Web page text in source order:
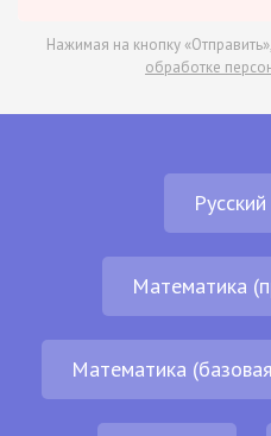
Нажимая на кнопку
обработке
Математика
Математика